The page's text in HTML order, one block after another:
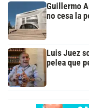
Guillermo
no cesa la
Luis Juez
pelea que